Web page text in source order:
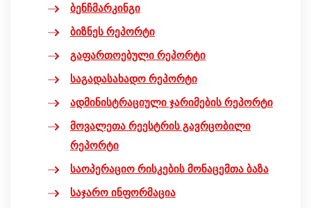
ბენჩმარკინგი
ბიზნეს რეპორტი
გაფართოებული რეპორტი
საგადასახადო რეპორტი
ადმინისტრაციული ჯარიმების რეპორტი
მოვალეთა რეესტრის გავრცობილი
რეპორტი
საოპერაციო რისკების მონაცემთა ბაზა
საჯარო ინფორმაცია